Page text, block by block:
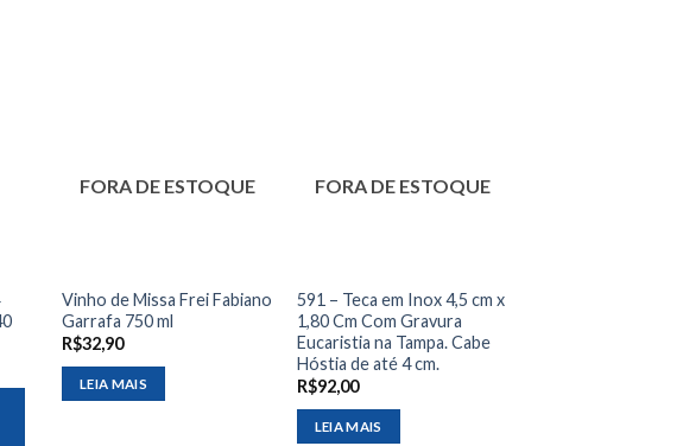
FORA DE ESTOQUE
Vinho de Missa Frei Fabiano
Garrafa 750 ml
R$32,90
LEIA MAIS
FORA DE ESTOQUE
591 – Teca em Inox 4,5 cm x
1,80 Cm Com Gravura
Eucaristia na Tampa. Cabe
Hóstia de até 4 cm.
R$92,00
LEIA MAIS